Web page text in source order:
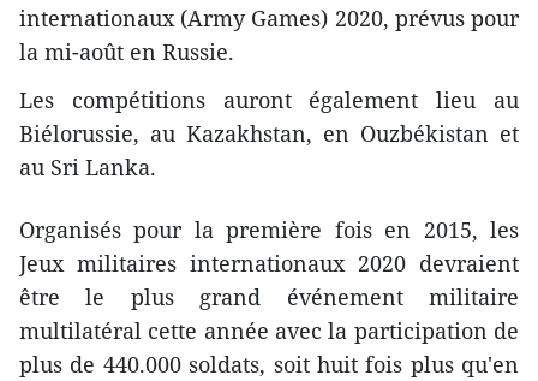
internationaux (Army Games) 2020, prévus pour
la mi-août en Russie.
Les compétitions auront également lieu au
Biélorussie, au Kazakhstan, en Ouzbékistan et
au Sri Lanka.
Organisés pour la première fois en 2015, les
Jeux militaires internationaux 2020 devraient
être le plus grand événement militaire
multilatéral cette année avec la participation de
plus de 440.000 soldats, soit huit fois plus qu'en